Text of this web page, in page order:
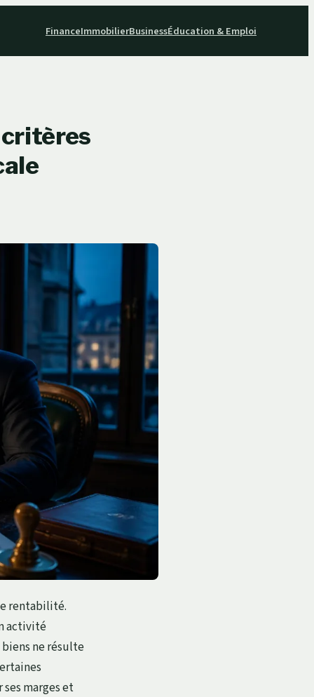
FinanceImmobilierBusinessÉducation & Emploi
critères
rentabilité.
activité
ne résulte
marges et